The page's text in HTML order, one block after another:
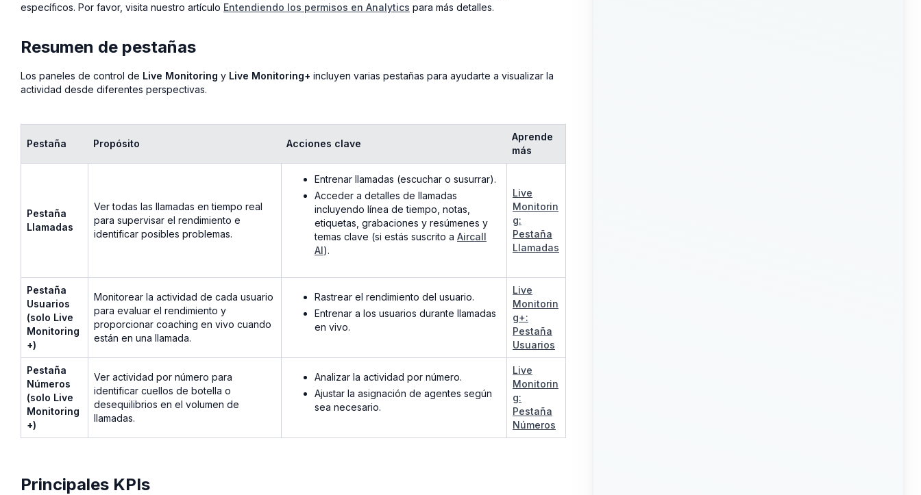
específicos. Por favor, visita nuestro artículo Entendiendo los permisos en Analytics para más detalles.
Resumen de pestañas
Los paneles de control de Live Monitoring y Live Monitoring+ incluyen varias pestañas para ayudarte a visualizar la
actividad desde diferentes perspectivas.
Pestaña Propósito Acciones clave
Aprende
más
Pestaña
Llamadas
Ver todas las llamadas en tiempo real
para supervisar el rendimiento e
identificar posibles problemas.
Entrenar llamadas (escuchar o susurrar).
Acceder a detalles de llamadas
incluyendo línea de tiempo, notas,
etiquetas, grabaciones y resúmenes y
temas clave (si estás suscrito a Aircall
AI ).
Live
Monitorin
g:
Pestaña
Llamadas
Pestaña
Usuarios
(solo Live
Monitoring
+)
Monitorear la actividad de cada usuario
para evaluar el rendimiento y
proporcionar coaching en vivo cuando
están en una llamada.
Rastrear el rendimiento del usuario.
Entrenar a los usuarios durante llamadas
en vivo.
Live
Monitorin
g+:
Pestaña
Usuarios
Pestaña
Números
(solo Live
Monitoring
+)
Ver actividad por número para
identificar cuellos de botella o
desequilibrios en el volumen de
llamadas.
Analizar la actividad por número.
Ajustar la asignación de agentes según
sea necesario.
Live
Monitorin
g:
Pestaña
Números
Principales KPIs